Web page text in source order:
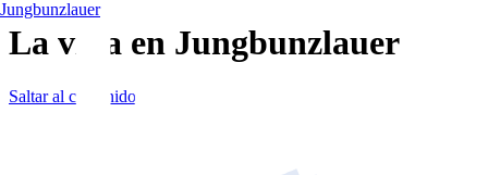
La vida en Jungbunzlauer
Saltar al contenido
Jungbunzlauer